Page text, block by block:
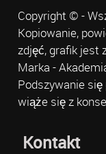
Copyright © -
Kopiowanie,
zdjęć, grafik jest
Marka -
Podszywanie
wiąże się z
Kontakt